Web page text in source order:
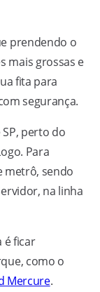
prendendo o
mais grossas e
fita para
segurança.
perto do
Para
metrô, sendo
na linha
é ficar
como o
Mercure.